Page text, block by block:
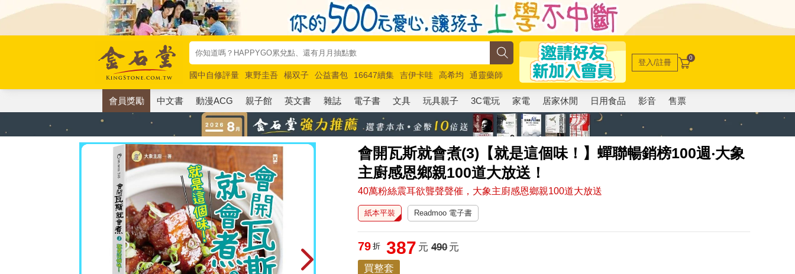
國中自修評量 東野圭吾 楊双子 公益書包 16647續集 吉伊卡哇 高希均
通靈藥師
唯紅花綻放
奧德賽 路邊攤新作 馬斯克 玩具總動員5 超慢跑
登入/註冊 0
會員獎勵 中文書 動漫ACG 親子館 英文書 雜誌 電子書 文具 玩具親子 3C電玩 家電 居家休閒 日用食品 影音 售票
會開瓦斯就會煮(3)【就是這個味！】蟬聯暢銷榜100週‧大象
主廚感恩鄉親100道大放送！
40萬粉絲震耳欲聾聲聲催，大象主廚感恩鄉親100道大放送
紙本平裝 Readmoo 電子書
79 折 387 元 490元
買整套